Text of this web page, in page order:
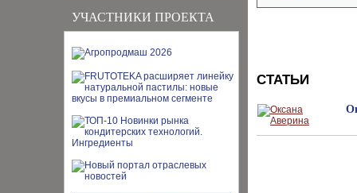
УЧАСТНИКИ ПРОЕКТА
СТАТЬИ